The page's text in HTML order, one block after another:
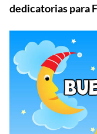
dedicatorias para